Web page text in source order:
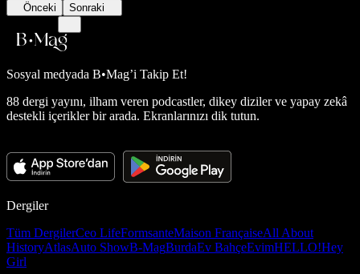
Önceki Sonraki
Sosyal medyada B•Mag’i Takip Et!
88 dergi yayını, ilham veren podcastler, dikey diziler ve yapay zekâ
destekli içerikler bir arada. Ekranlarınızı dik tutun.
Dergiler
Tüm DergilerCeo LifeFormsanteMaison FrançaiseAll About
HistoryAtlasAuto ShowB-MagBurdaEv BahçeEvimHELLO!Hey
Girl